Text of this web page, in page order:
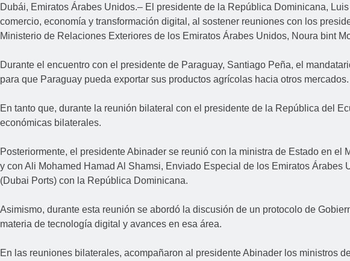
Dubái, Emiratos Árabes Unidos.– El presidente de la República Dominicana,
comercio, economía y transformación digital, al sostener reuniones con los
Ministerio de Relaciones Exteriores de los Emiratos Árabes Unidos, Noura bint
Durante el encuentro con el presidente de Paraguay, Santiago Peña, el
para que Paraguay pueda exportar sus productos agrícolas hacia otros mercados.
En tanto que, durante la reunión bilateral con el presidente de la República del
económicas bilaterales.
Posteriormente, el presidente Abinader se reunió con la ministra de Estado en
y con Ali Mohamed Hamad Al Shamsi, Enviado Especial de los Emiratos
(Dubai Ports) con la República Dominicana.
Asimismo, durante esta reunión se abordó la discusión de un protocolo de
materia de tecnología digital y avances en esa área.
En las reuniones bilaterales, acompañaron al presidente Abinader los ministros